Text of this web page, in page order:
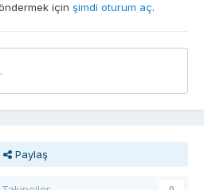
için şimdi oturum aç.
Paylaş